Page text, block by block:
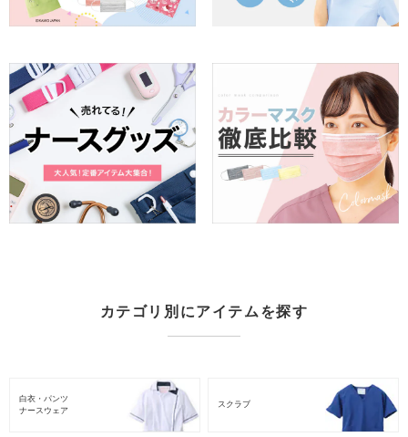
カテゴリ別にアイテムを探す
白衣・パンツ
ナースウェア
スクラブ